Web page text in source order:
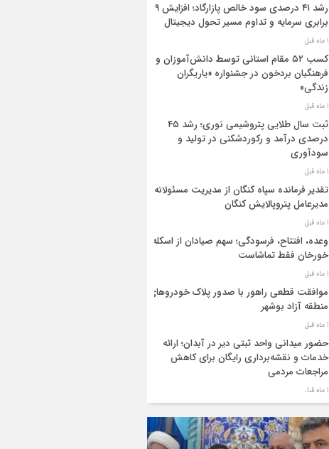
رشد ۴۱ درصدی سود خالص پازارگاد؛ افزایش ۹
برابری سرمایه و تداوم مسیر تحول دیجیتال
1 ماه قبل
کسب ۵۲ مقام استانی توسط دانش‌آموزان و
فرهنگیان بردخون در جشنواره «یاریگران
زندگی»
1 ماه قبل
ثبت سال طلایی پتروشیمی نوری؛ رشد ۴۵
درصدی درآمد و رکوردشکنی در تولید و
سودآوری
1 ماه قبل
تقدیر فرمانده سپاه کنگان از مدیریت مسئولانه
مدیرعامل پتروپالایش کنگان
1 ماه قبل
وعده، افتتاح، فرسودگی؛ سهم صیادان از اسکله
خورخان فقط تماشاست
1 ماه قبل
موافقت قطعی راهور با صدور پلاک خودروهای
منطقه آزاد بوشهر
1 ماه قبل
حضور میدانی واحد ثبتی دیر در آبدان؛ ارائه
خدمات و نقشه‌برداری رایگان برای کاهش
مراجعات مردمی
1 ماه قبل
بوشهر منصوب شد
1 ماه قبل